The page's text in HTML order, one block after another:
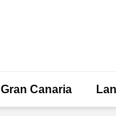
Gran Canaria